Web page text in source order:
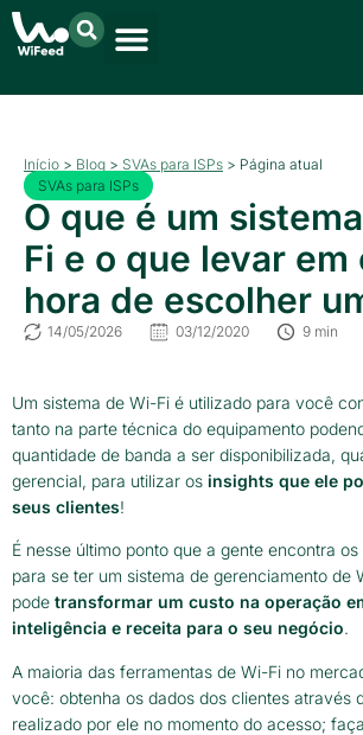
Início > Blog > SVAs para ISPs > Página atual
SVAs para ISPs
O que é um
Fi e o que levar em
hora de escolher
14/05/2026 03/12/2020 9 min
Um sistema de Wi-Fi é utilizado para você
tanto na parte técnica do equipamento
quantidade de banda a ser disponibilizada,
gerencial, para utilizar os insights que ele
seus clientes!
É nesse último ponto que a gente encontra
para se ter um sistema de gerenciamento de
pode transformar um custo na operação
inteligência e receita para o seu negócio.
A maioria das ferramentas de Wi-Fi no
você: obtenha os dados dos clientes através
realizado por ele no momento do acesso;